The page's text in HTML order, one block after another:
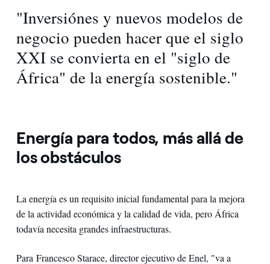
"Inversiónes y nuevos modelos de
negocio pueden hacer que el siglo
XXI se convierta en el "siglo de
África" de la energía sostenible."
Energía para todos, más allá de
los obstáculos
La energía es un requisito inicial fundamental para la mejora
de la actividad económica y la calidad de vida, pero África
todavía necesita grandes infraestructuras.
Para Francesco Starace, director ejecutivo de Enel, "va a